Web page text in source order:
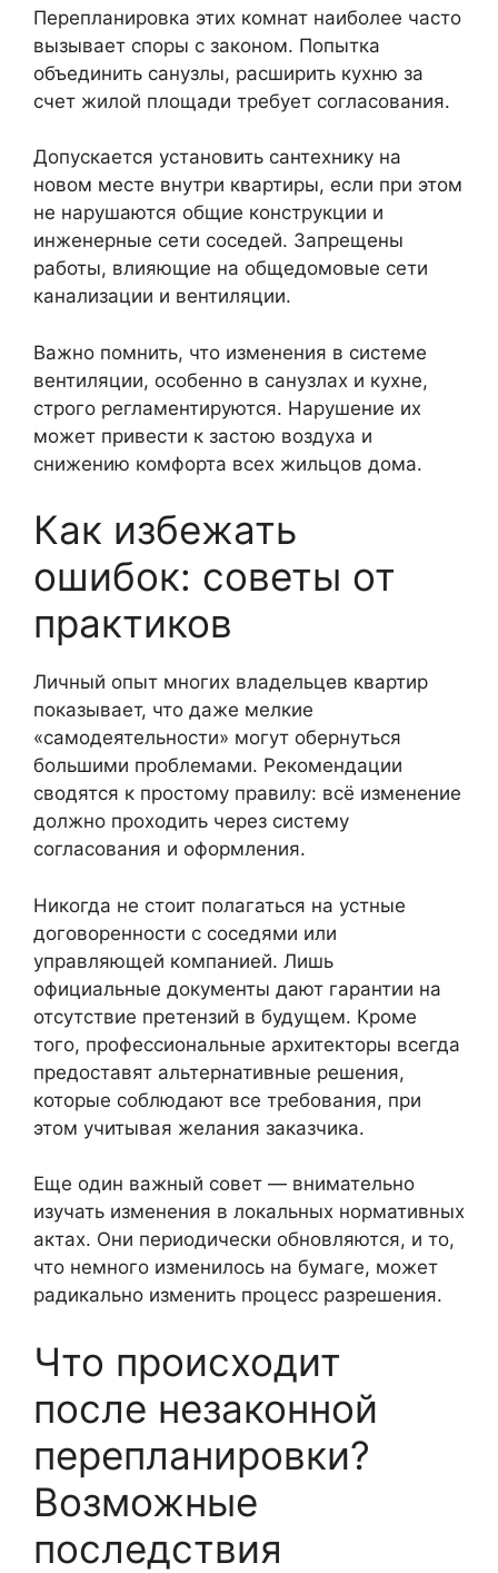
Перепланировка этих комнат наиболее часто
вызывает споры с законом. Попытка
объединить санузлы, расширить кухню за
счет жилой площади требует согласования.
Допускается установить сантехнику на
новом месте внутри квартиры, если при этом
не нарушаются общие конструкции и
инженерные сети соседей. Запрещены
работы, влияющие на общедомовые сети
канализации и вентиляции.
Важно помнить, что изменения в системе
вентиляции, особенно в санузлах и кухне,
строго регламентируются. Нарушение их
может привести к застою воздуха и
снижению комфорта всех жильцов дома.
Как избежать
ошибок: советы от
практиков
Личный опыт многих владельцев квартир
показывает, что даже мелкие
«самодеятельности» могут обернуться
большими проблемами. Рекомендации
сводятся к простому правилу: всё изменение
должно проходить через систему
согласования и оформления.
Никогда не стоит полагаться на устные
договоренности с соседями или
управляющей компанией. Лишь
официальные документы дают гарантии на
отсутствие претензий в будущем. Кроме
того, профессиональные архитекторы всегда
предоставят альтернативные решения,
которые соблюдают все требования, при
этом учитывая желания заказчика.
Еще один важный совет — внимательно
изучать изменения в локальных нормативных
актах. Они периодически обновляются, и то,
что немного изменилось на бумаге, может
радикально изменить процесс разрешения.
Что происходит
после незаконной
перепланировки?
Возможные
последствия